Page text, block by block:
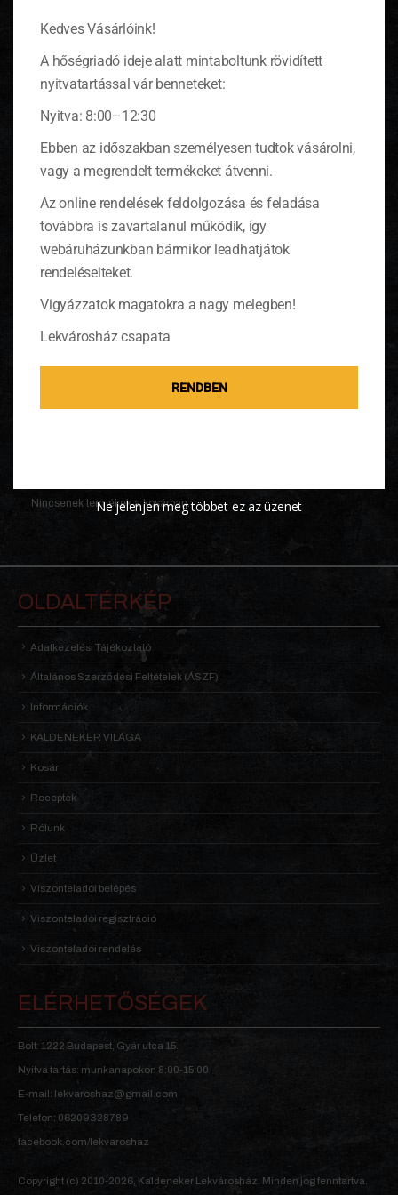
Szendvicstekercs: vendéglátás
tortillával
Unalmasnak találod a szendvicseket?
különleges lesz.(tovább…)
Nincsenek termékek a kosárban.
OLDALTÉRKÉP
Adatkezelési Tájékoztató
Általános Szerződési Feltételek (ÁSZF)
Információk
KALDENEKER VILÁGA
Kosár
Receptek
Rólunk
Üzlet
Viszonteladói belépés
Viszonteladói regisztráció
Viszonteladói rendelés
ELÉRHETŐSÉGEK
Bolt: 1222 Budapest, Gyár utca 15.
Nyitva tartás: munkanapokon 8:00-15:00
E-mail: lekvaroshaz@gmail.com
Telefon: 06209328789
facebook.com/lekvaroshaz
Copyright (c) 2010-2026, Kaldeneker Lekvárosház. Minden jog fenntartva.
Kedves Vásárlóink!
A hőségriadó ideje alatt mintaboltunk rövidített
nyitvatartással vár benneteket:
Nyitva: 8:00–12:30
Ebben az időszakban személyesen tudtok vásárolni,
vagy a megrendelt termékeket átvenni.
Az online rendelések feldolgozása és feladása
továbbra is zavartalanul működik, így
webáruházunkban bármikor leadhatjátok
rendeléseiteket.
Vigyázzatok magatokra a nagy melegben!
Lekvárosház csapata
RENDBEN
Ne jelenjen meg többet ez az üzenet